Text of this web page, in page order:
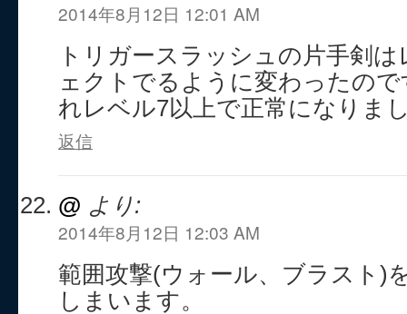
2014年8月12日 12:01 AM
トリガースラッシュの片手剣
ェクトでるように変わったので
れレベル7以上で正常になりま
返信
@ より:
2014年8月12日 12:03 AM
範囲攻撃(ウォール、ブラスト)
しまいます。